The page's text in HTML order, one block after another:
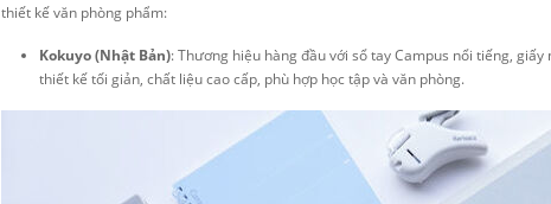
thiết kế văn phòng phẩm:
Kokuyo (Nhật Bản): Thương hiệu hàng đầu với sổ tay Campus nổi tiếng,
thiết kế tối giản, chất liệu cao cấp, phù hợp học tập và văn phòng.